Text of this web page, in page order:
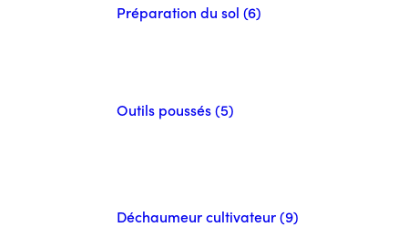
Préparation du sol (6)
Outils poussés (5)
Déchaumeur cultivateur (9)